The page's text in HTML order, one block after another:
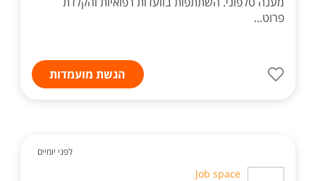
פרוט...
הגשת מועמדות
לפני יומיים
Job space